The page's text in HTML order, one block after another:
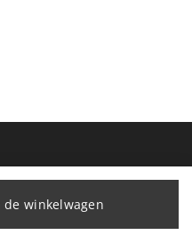
de winkelwagen